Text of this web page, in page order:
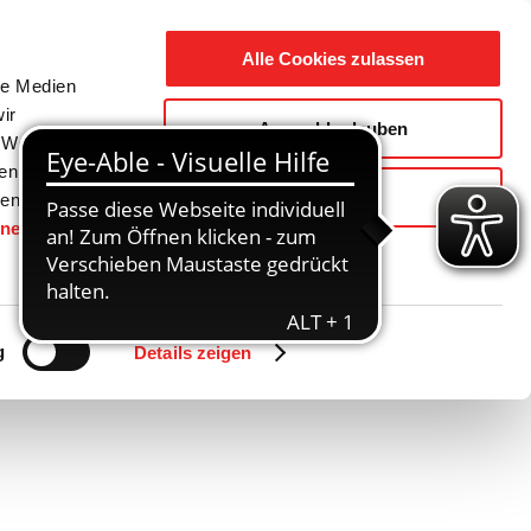
Medien
Daten
gesetzt.
Details zeigen
Alle Cookies zulassen
Auswahl erlauben
Ablehnen
Gemeinde / Geschichte
Zurück